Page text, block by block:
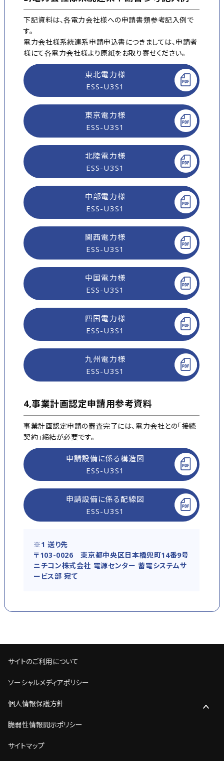
下記資料は、各電力会社様への申請書類参考記入例で
す。
電力会社様系統連系申請申込書につきましては、申請者
様にて各電力会社様より原紙をお取り寄せください。
東北電力様
ESS-U3S1
東京電力様
ESS-U3S1
北陸電力様
ESS-U3S1
中部電力様
ESS-U3S1
関西電力様
ESS-U3S1
中国電力様
ESS-U3S1
四国電力様
ESS-U3S1
九州電力様
ESS-U3S1
4,事業計画認定申請用参考資料
事業計画認定申請の審査完了には、電力会社との「接続
契約」締結が必要です。
申請設備に係る構造図
ESS-U3S1
申請設備に係る配線図
ESS-U3S1
※1 送り先
〒103-0026 東京都中央区日本橋兜町14番9号
ニチコン株式会社 電源センター 蓄電システムサ
ービス部 宛て
サイトのご利用について
ソーシャルメディアポリシー
個人情報保護方針
脆弱性情報開示ポリシー
サイトマップ